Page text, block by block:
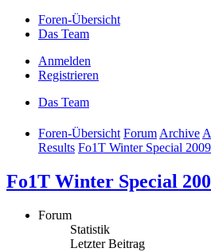
Foren-Übersicht
Das Team
Anmelden
Registrieren
Das Team
Foren-Übersicht ForumArchive
Results Fo1T Winter Special
Fo1T Winter Special
Forum
Statistik
Letzter Beitrag